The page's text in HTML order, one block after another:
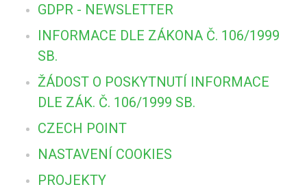
GDPR - NEWSLETTER
INFORMACE DLE ZÁKONA Č. 106/1999
SB.
ŽÁDOST O POSKYTNUTÍ INFORMACE
DLE ZÁK. Č. 106/1999 SB.
CZECH POINT
NASTAVENÍ COOKIES
PROJEKTY